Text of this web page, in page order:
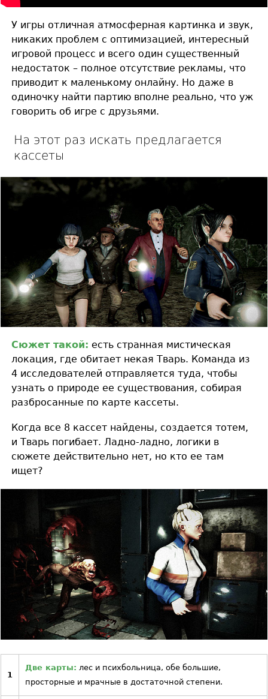
У игры отличная атмосферная картинка и звук,
никаких проблем с оптимизацией, интересный
игровой процесс и всего один существенный
недостаток – полное отсутствие рекламы, что
приводит к маленькому онлайну. Но даже в
одиночку найти партию вполне реально, что уж
говорить об игре с друзьями.
На этот раз искать предлагается
кассеты
Сюжет такой: есть странная мистическая
локация, где обитает некая Тварь. Команда из
4 исследователей отправляется туда, чтобы
узнать о природе ее существования, собирая
разбросанные по карте кассеты.
Когда все 8 кассет найдены, создается тотем,
и Тварь погибает. Ладно-ладно, логики в
сюжете действительно нет, но кто ее там
ищет?
1
Две карты: лес и психбольница, обе большие,
просторные и мрачные в достаточной степени.